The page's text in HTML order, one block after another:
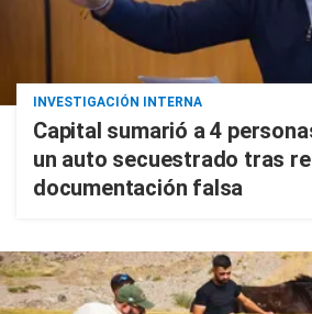
INVESTIGACIÓN INTERNA
Capital sumarió a 4
un auto secuestrado tras
documentación falsa